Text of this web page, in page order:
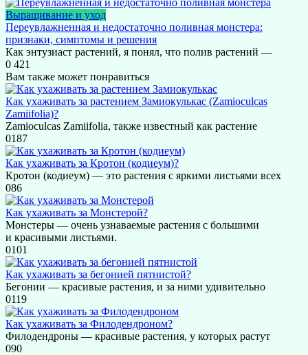
Выращивание и уход
Переувлажненная и недостаточно поливная монстера:
признаки, симптомы и решения
Как энтузиаст растений, я понял, что полив растений —
0 421
Вам также может понравиться
Как ухаживать за растением Замиокулькас (Zamioculcas
Zamiifolia)?
Zamioculcas Zamiifolia, также известный как растение
0187
Как ухаживать за Кротон (кодиеум)?
Кротон (кодиеум) — это растения с яркими листьями всех
086
Как ухаживать за Монстерой?
Монстеры — очень узнаваемые растения с большими
и красивыми листьями.
0101
Как ухаживать за бегонией пятнистой?
Бегонии — красивые растения, и за ними удивительно
0119
Как ухаживать за Филодендроном?
Филодендроны — красивые растения, у которых растут
090